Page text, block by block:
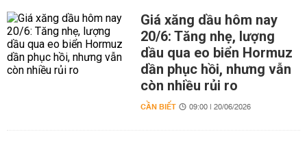
Giá xăng dầu hôm nay
20/6: Tăng nhẹ, lượng
dầu qua eo biển Hormuz
dần phục hồi, nhưng vẫn
còn nhiều rủi ro
CẦN BIẾT 09:00 | 20/06/2026